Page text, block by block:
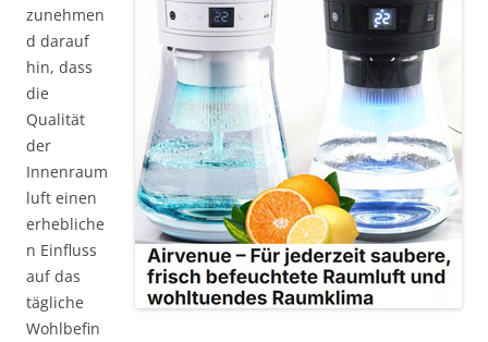
zunehmen
d darauf
hin, dass
die
Qualität
der
Innenraum
luft einen
erhebliche
n Einfluss
auf das
tägliche
Wohlbefin